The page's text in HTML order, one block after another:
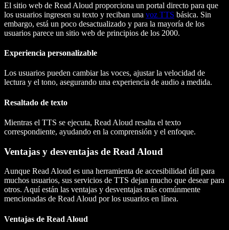
El sitio web de Read Aloud proporciona un portal directo para que
los usuarios ingresen su texto y reciban una voz TTS básica. Sin
embargo, está un poco desactualizado y para la mayoría de los
usuarios parece un sitio web de principios de los 2000.
Experiencia personalizable
Los usuarios pueden cambiar las voces, ajustar la velocidad de
lectura y el tono, asegurando una experiencia de audio a medida.
Resaltado de texto
Mientras el TTS se ejecuta, Read Aloud resalta el texto
correspondiente, ayudando en la comprensión y el enfoque.
Ventajas y desventajas de Read Aloud
Aunque Read Aloud es una herramienta de accesibilidad útil para
muchos usuarios, sus servicios de TTS dejan mucho que desear para
otros. Aquí están las ventajas y desventajas más comúnmente
mencionadas de Read Aloud por los usuarios en línea.
Ventajas de Read Aloud